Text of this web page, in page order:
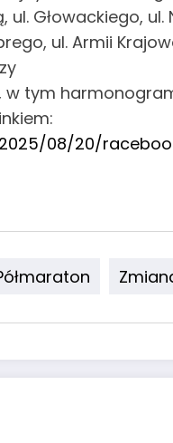
ul. Głowackiego,
ul. Armii
w tym
08/20/